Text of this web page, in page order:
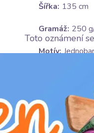
Šířka: 135 cm
Gramáž: 250
Motív:
Ošetrování:
U nesušit
Toto oznámení